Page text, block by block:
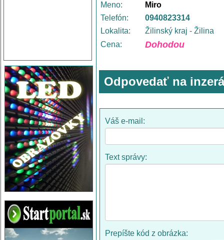
Meno:
Miro
Telefón:
0940823314
Lokalita:
Žilinský kraj - Žilina
Cena:
Dohodou
Odpovedať na
Váš e-mail:
Text správy:
Prepíšte kód z obrázka: